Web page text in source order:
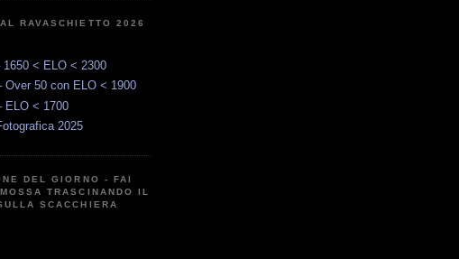
RAVASCHIETTO 2026
1650 < ELO < 2300
Over 50 con ELO < 1900
ELO < 1700
2025
DEL GIORNO - FAI
TRASCINANDO IL
SCACCHIERA